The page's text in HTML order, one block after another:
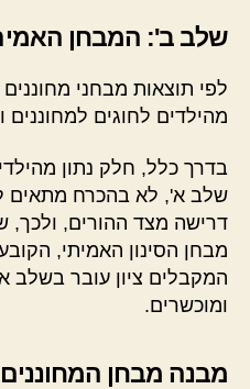
שלב ב': המבחן
לפי תוצאות מבחני
מהילדים לחוגים למחוננים
בדרך כלל, חלק נתון
שלב א', לא בהכרח מתאים
דרישה מצד ההורים, ולכך,
מבחן הסינון האמיתי,
המקבלים ציון עובר
ומוכשרים.
מבנה מבחן